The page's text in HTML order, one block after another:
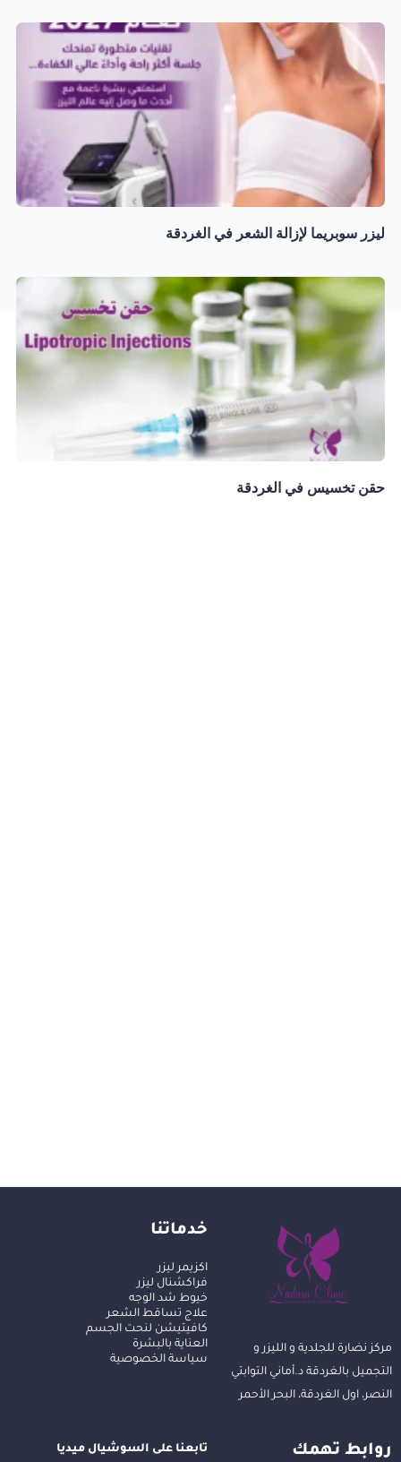
ليزر سوبريما لإزالة الشعر في الغردقة
حقن تخسيس في الغردقة
مركز نضارة للجلدية و الليزر و
التجميل بالغردقة د.أماني التوابتي
النصر، اول الغردقة، البحر الأحمر
خدماتنا
اكزيمر ليزر
فراكشنال ليزر
خيوط شد الوجه
علاج تساقط الشعر
كافيتيشن لنحت الجسم
العناية بالبشرة
سياسة الخصوصية
روابط تهمك تابعنا على السوشيال ميديا